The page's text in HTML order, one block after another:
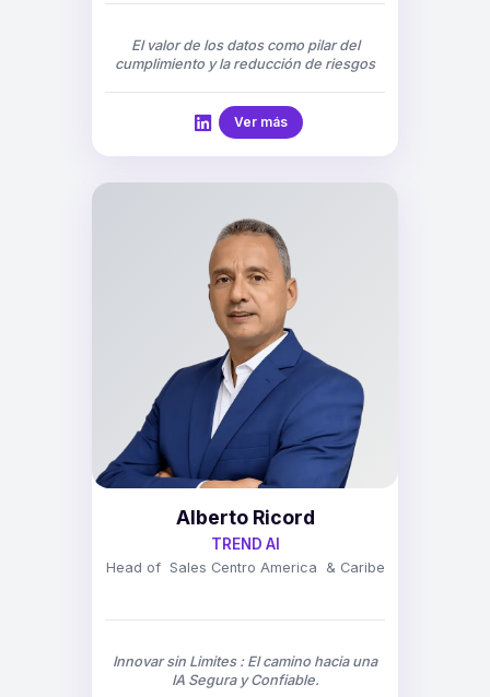
El valor de los datos como pilar del
cumplimiento y la reducción de riesgos
Ver más
Alberto Ricord
TREND AI
Head of Sales Centro America & Caribe
Innovar sin Limites : El camino hacia una
IA Segura y Confiable.